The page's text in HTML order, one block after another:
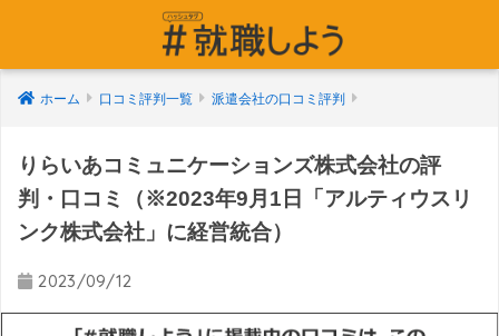
ホーム 口コミ評判一覧 派遣会社の口コミ評判
りらいあコミュニケーションズ株式会社の評
判・口コミ（※2023年9月1日「アルティウスリ
ンク株式会社」に経営統合）
2023/09/12